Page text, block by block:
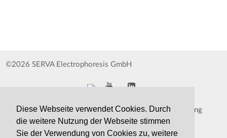
Diese Webseite verwendet Cookies. Durch
die weitere Nutzung der Webseite stimmen
Sie der Verwendung von Cookies zu, weitere
©2026 SERVA Electrophoresis GmbH
Impressum Datenschutzerklärung